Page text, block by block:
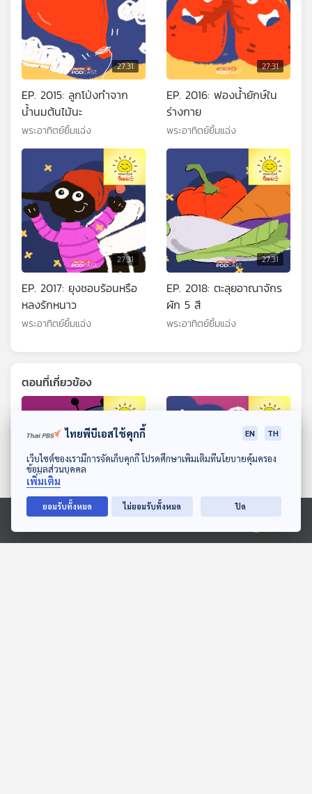
ดาวน์โหลด Thai PBS Podcast Application
Ⓒ 2020 องค์การกระจายเสียงและแพร่ภาพสาธารณะแห่งประเทศไทย
27:31
EP. 2015: ลูกโป่งทำจาก
น้ำนมต้นไม้นะ
พระอาทิตย์ยิ้มแฉ่ง
27:31
EP. 2016: ฟองน้ำยักษ์ใน
ร่างกาย
พระอาทิตย์ยิ้มแฉ่ง
27:31
EP. 2017: ยุงชอบร้อนหรือ
หลงรักหนาว
พระอาทิตย์ยิ้มแฉ่ง
27:31
EP. 2018: ตะลุยอาณาจักร
ผัก 5 สี
พระอาทิตย์ยิ้มแฉ่ง
ตอนที่เกี่ยวข้อง
27:31
มดแดงไม่มีเหล็กใน... แล้ว
EP. 1984: ตั๊กแตนใช้แขน
ไทยพีบีเอสใช้คุกกี้ EN TH
เว็บไซต์ของเรามีการจัดเก็บคุกกี้ โปรดศึกษาเพิ่มเติมที่นโยบายคุ้มครอง
ข้อมูลส่วนบุคคล
เพิ่มเติม
ยอมรับทั้งหมด ไม่ยอมรับทั้งหมด ปิด